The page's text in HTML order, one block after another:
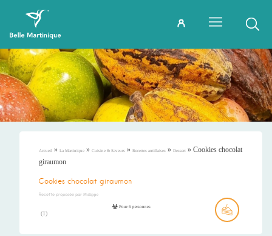
Accueil » La Martinique » Cuisine & Saveurs » Recettes antillaises » Dessert » Cookies chocolat
giraumon
Cookies chocolat giraumon
Recette proposée par Philippe
(1)
Pour 6 personnes